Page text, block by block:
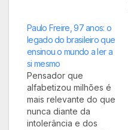
Paulo Freire, 97 anos: o
legado do brasileiro que
ensinou o mundo a ler a
si mesmo
Pensador que
alfabetizou milhões é
mais relevante do que
nunca diante da
intolerância e dos